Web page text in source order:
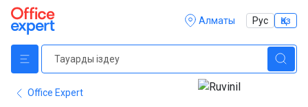
Алматы Рус Қаз
Office Expert